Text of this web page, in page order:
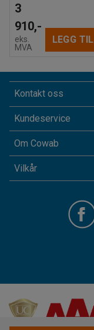
3
910,-
eks.
MVA
LEGG TIL
Kontakt oss
Kundeservice
Om Cowab
Vilkår